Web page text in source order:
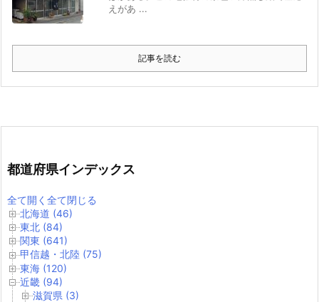
えがあ ...
記事を読む
都道府県インデックス
全て開く 全て閉じる
北海道 (46)
東北 (84)
関東 (641)
甲信越・北陸 (75)
東海 (120)
近畿 (94)
滋賀県 (3)